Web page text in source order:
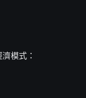
模式：